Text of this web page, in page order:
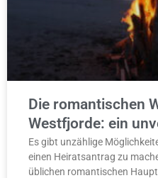
Die romantischen
Westfjorde: ein
Es gibt unzählige
einen Heiratsantrag zu
üblichen romantischen